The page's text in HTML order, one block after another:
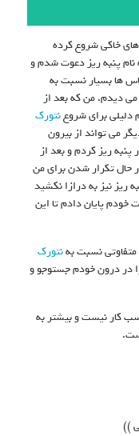
خاکی شروع کرده
پنبه ریز دعوت شدم و
ها بسیار نسبت به
می دیدم. من که بعد از
دلیلی برای شروعنتورک
می تواند از بیرون
ریز کردم و بعد از
حال تکرار شدن برای من
ریز نیز به درازا نکشید
خودم پایان دادم تا این
نسبت بهنتورک
در درون خودم جستوجو و
کار نیست و بیشتر به
))